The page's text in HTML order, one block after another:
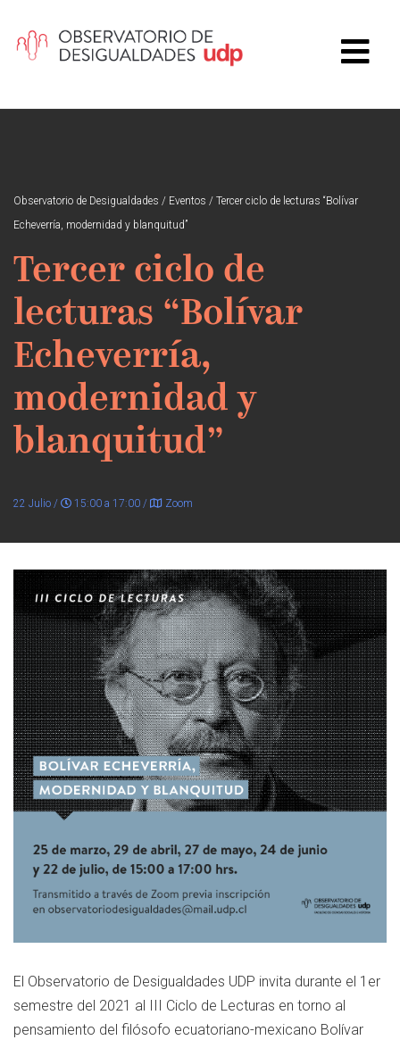
Observatorio de Desigualdades / Eventos / Tercer ciclo de lecturas “Bolívar
Echeverría, modernidad y blanquitud”
Tercer ciclo de
lecturas “Bolívar
Echeverría,
modernidad y
blanquitud”
22 Julio / 15:00 a 17:00 / Zoom
El Observatorio de Desigualdades UDP invita durante el 1er
semestre del 2021 al III Ciclo de Lecturas en torno al
pensamiento del filósofo ecuatoriano-mexicano Bolívar